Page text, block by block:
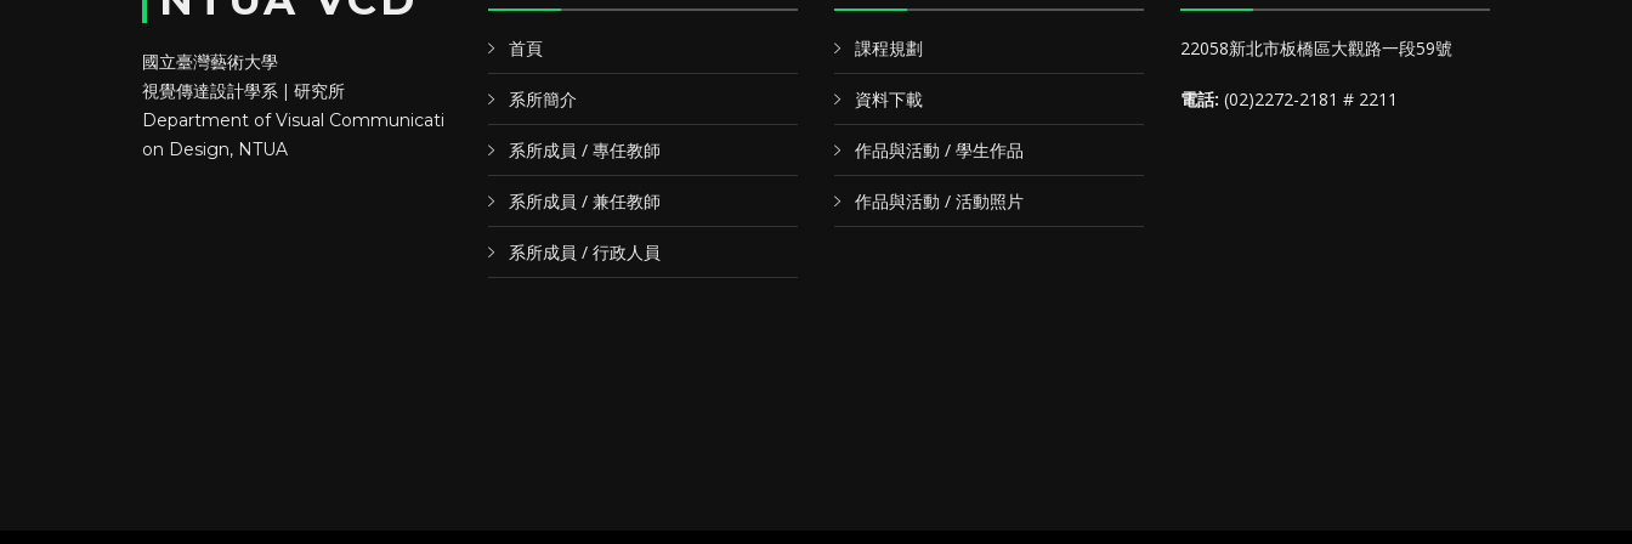
國立臺灣藝術大學
視覺傳達設計學系 | 研究所
Department of Visual Communicati
on Design, NTUA
首頁
系所簡介
系所成員 / 專任教師
系所成員 / 兼任教師
系所成員 / 行政人員
課程規劃
資料下載
作品與活動 / 學生作品
作品與活動 / 活動照片
22058新北市板橋區大觀路一段59號
電話: (02)2272-2181 # 2211